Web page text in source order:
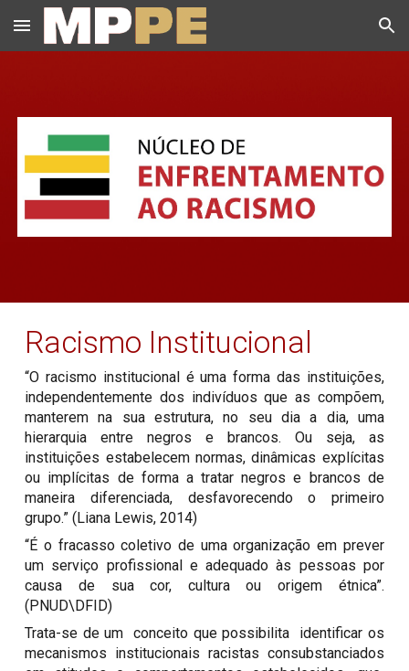
Skip to main content Skip to navigation
Racismo Institucional
“O racismo institucional é uma forma das instituições,
independentemente dos indivíduos que as compõem,
manterem na sua estrutura, no seu dia a dia, uma
hierarquia entre negros e brancos. Ou seja, as
instituições estabelecem normas, dinâmicas explícitas
ou implícitas de forma a tratar negros e brancos de
maneira diferenciada, desfavorecendo o primeiro
grupo.” (Liana Lewis, 2014)
“É o fracasso coletivo de uma organização em prever
um serviço profissional e adequado às pessoas por
causa de sua cor, cultura ou origem étnica”.
(PNUD\DFID)
Trata-se de um conceito que possibilita identificar os
mecanismos institucionais racistas consubstanciados